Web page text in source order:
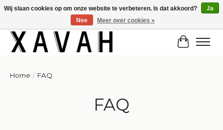
Hi gorgeous! ✨ Kortingscode for 20% off: Summersale!
Home / FAQ
FAQ
Wij slaan cookies op om onze website te verbeteren. Is dat akkoord?
Ja
Nee
Meer over cookies »